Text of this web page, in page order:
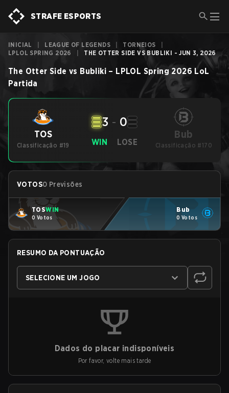
STRAFE ESPORTS
INICIAL LEAGUE OF LEGENDS TORNEIOS
LPLOL SPRING 2026
THE OTTER SIDE VS BUBLIKI - JUN 3, 2026
The Otter Side vs Bubliki – LPLOL Spring 2026 LoL
Partida
TOS
Classificação #19 WIN
3 - 0
LOSE
Bub
Classificação #170
VOTOS0 Previsões
TOSWIN
0 Votos
Bub
0 Votos
RESUMO DA PONTUAÇÃO
SELECIONE UM JOGO
Dados do placar indisponíveis
Por favor, volte mais tarde